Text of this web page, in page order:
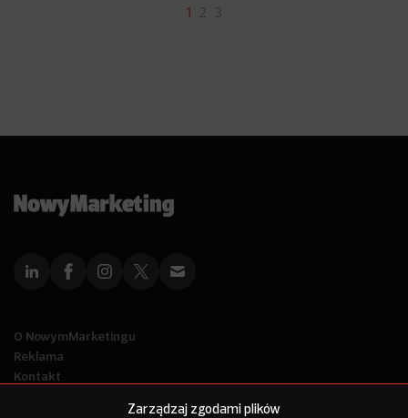
Zarządzaj zgodami plików
1 2 3
O NowymMarketingu
Reklama
Kontakt